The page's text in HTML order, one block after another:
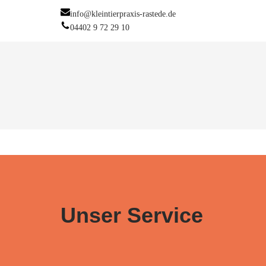
info@kleintierpraxis-rastede.de
04402 9 72 29 10
Unser Service